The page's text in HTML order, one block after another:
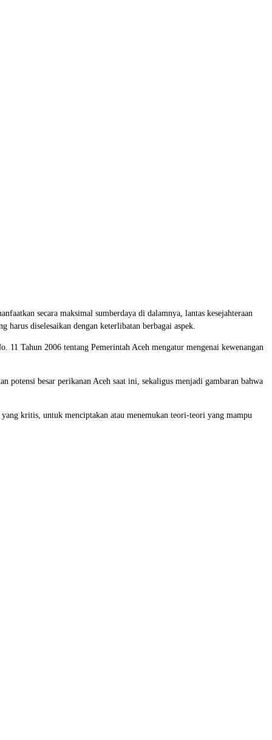
secara maksimal sumberdaya di dalamnya, lantas kesejahteraan
diselesaikan dengan keterlibatan berbagai aspek.
Tahun 2006 tentang Pemerintah Aceh mengatur mengenai kewenangan
besar perikanan Aceh saat ini, sekaligus menjadi gambaran bahwa
kritis, untuk menciptakan atau menemukan teori-teori yang mampu